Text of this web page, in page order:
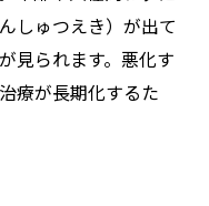
しゅつえき）が出て
見られます。悪化す
療が長期化するた